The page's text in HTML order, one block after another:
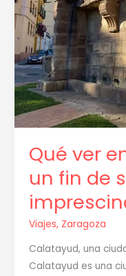
Qué ver
un fin de
Viajes, Zaragoza
Calatayud, una
Calatayud es una
de
semana:
lugares
imprescindibles